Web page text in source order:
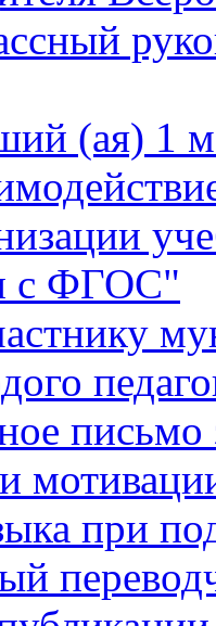
(ая) 1
с ФГОС"
при